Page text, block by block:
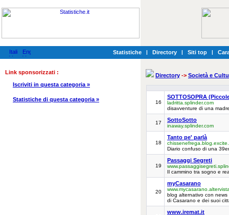
Statistiche | Directory | Siti top |
Link sponsorizzati :
Iscriviti in questa categoria »
Statistiche di questa categoria »
Directory -> Società e
16
SOTTOSOPRA
ladritta.splinder.com
disavventure di una
17 SottoSotto
inaway.splinder.com
18
Tanto pe' parlà
Diario confuso di una
19
Passaggi Segreti
Il cammino tra sogno e
20
myCasarano
blog alternativo con
di Casarano e dei suoi
www.iremat.it